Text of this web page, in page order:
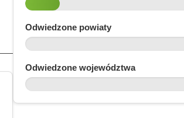
Odwiedzone powiaty
Odwiedzone województwa